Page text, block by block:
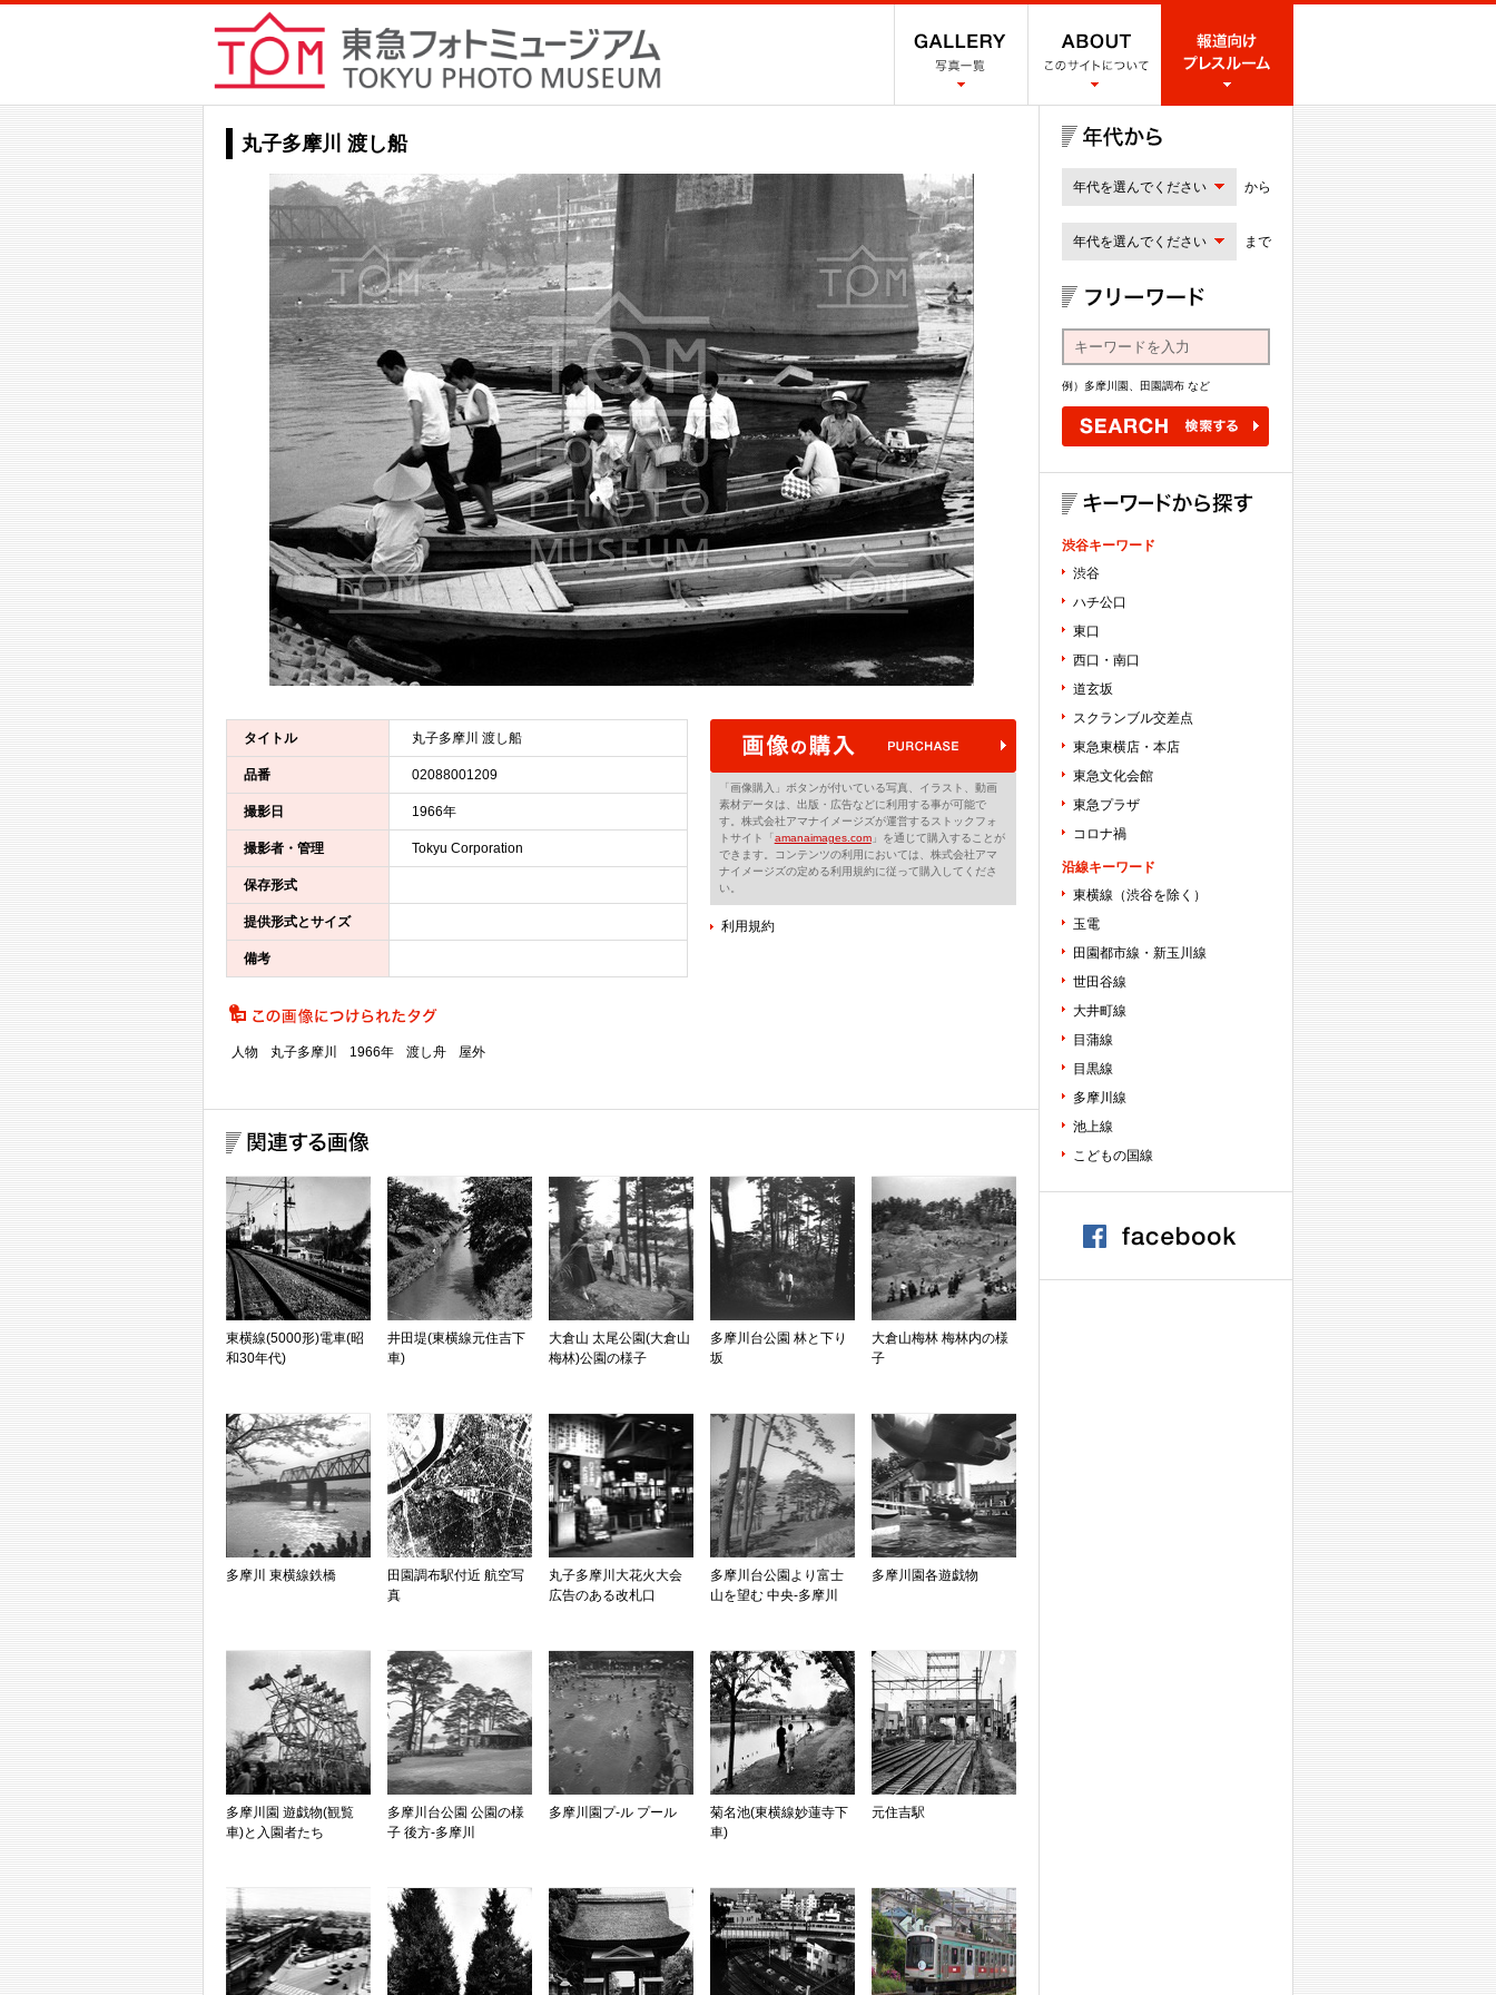
丸子多摩川 渡し船
タイトル 丸子多摩川 渡し船
品番 02088001209
撮影日 1966年
撮影者・管理 Tokyu Corporation
保存形式
提供形式とサイズ
備考
「画像購入」ボタンが付いている写真、イラスト、動画
素材データは、出版・広告などに利用する事が可能で
す。株式会社アマナイメージズが運営するストックフォ
トサイト「amanaimages.com」を通じて購入することが
できます。コンテンツの利用においては、株式会社アマ
ナイメージズの定める利用規約に従って購入してくださ
い。
利用規約
人物 丸子多摩川 1966年 渡し舟 屋外
東横線(5000形)電車(昭
和30年代)
井田堤(東横線元住吉下
車)
大倉山 太尾公園(大倉山
梅林)公園の様子
多摩川台公園 林と下り
坂
大倉山梅林 梅林内の様
子
多摩川 東横線鉄橋
田園調布駅付近 航空写
真
丸子多摩川大花火大会
広告のある改札口
多摩川台公園より富士
山を望む 中央-多摩川
多摩川園各遊戯物
多摩川園 遊戯物(観覧
車)と入園者たち
多摩川台公園 公園の様
子 後方-多摩川
多摩川園プ-ル プール
菊名池(東横線妙蓮寺下
車)
元住吉駅
年代を選んでください から
年代を選んでください まで
例）多摩川園、田園調布 など
渋谷キーワード
渋谷
ハチ公口
東口
西口・南口
道玄坂
スクランブル交差点
東急東横店・本店
東急文化会館
東急プラザ
コロナ禍
沿線キーワード
東横線（渋谷を除く）
玉電
田園都市線・新玉川線
世田谷線
大井町線
目蒲線
目黒線
多摩川線
池上線
こどもの国線